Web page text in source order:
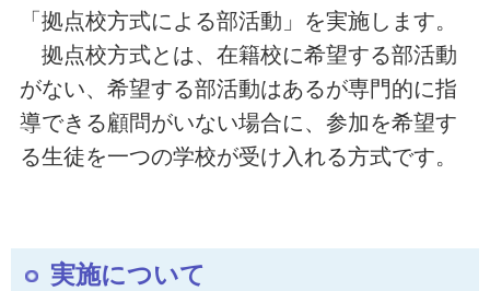
「拠点校方式による部活動」を実施します。
拠点校方式とは、在籍校に希望する部活動
がない、希望する部活動はあるが専門的に指
導できる顧問がいない場合に、参加を希望す
る生徒を一つの学校が受け入れる方式です。
実施について